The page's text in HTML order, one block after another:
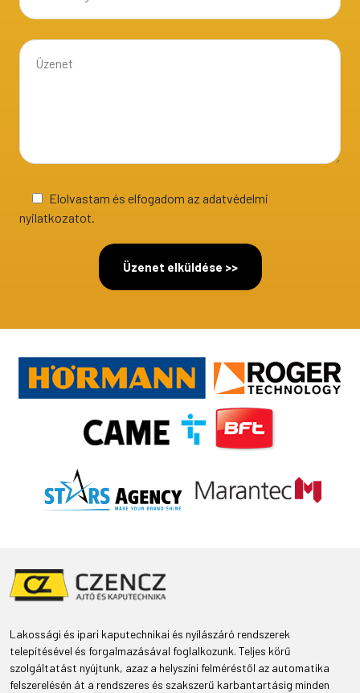
Elolvastam és elfogadom az adatvédelmi
nyilatkozatot.
Lakossági és ipari kaputechnikai és nyílászáró rendszerek
telepítésével és forgalmazásával foglalkozunk. Teljes körű
szolgáltatást nyújtunk, azaz a helyszíni felméréstől az automatika
felszerelésén át a rendszeres és szakszerű karbantartásig minden